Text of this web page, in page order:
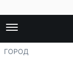
ГОРОД